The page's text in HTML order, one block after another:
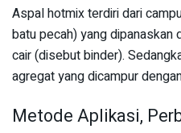
Aspal hotmix terdiri dari
batu pecah) yang dipanaskan
cair (disebut binder).
agregat yang dicampur
Metode Aplikasi,